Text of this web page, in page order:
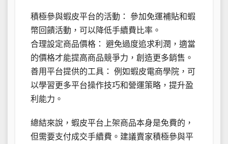
積極參與蝦皮平台的活動： 參加免運補貼和蝦
幣回饋活動，可以降低手續費比率。
合理設定商品價格： 避免過度追求利潤，適當
的價格才能提高商品競爭力，創造更多銷售。
善用平台提供的工具： 例如蝦皮電商學院，可
以學習更多平台操作技巧和營運策略，提升盈
利能力。
總結來說，蝦皮平台上架商品本身是免費的，
但需要支付成交手續費。建議賣家積極參與平